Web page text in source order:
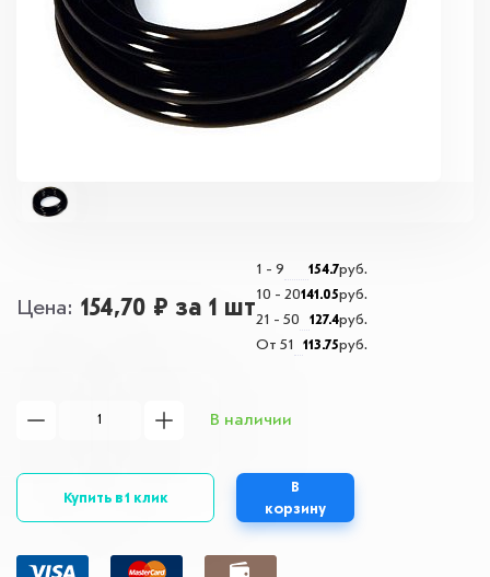
Цена 154,70 ₽ за 1 шт
1 - 9 154.7руб.
10 - 20141.05руб.
21 - 50
127.4руб.
От 51
113.75руб.
В наличии
Купить в 1 клик
В
корзину